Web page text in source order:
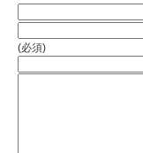
(必須)